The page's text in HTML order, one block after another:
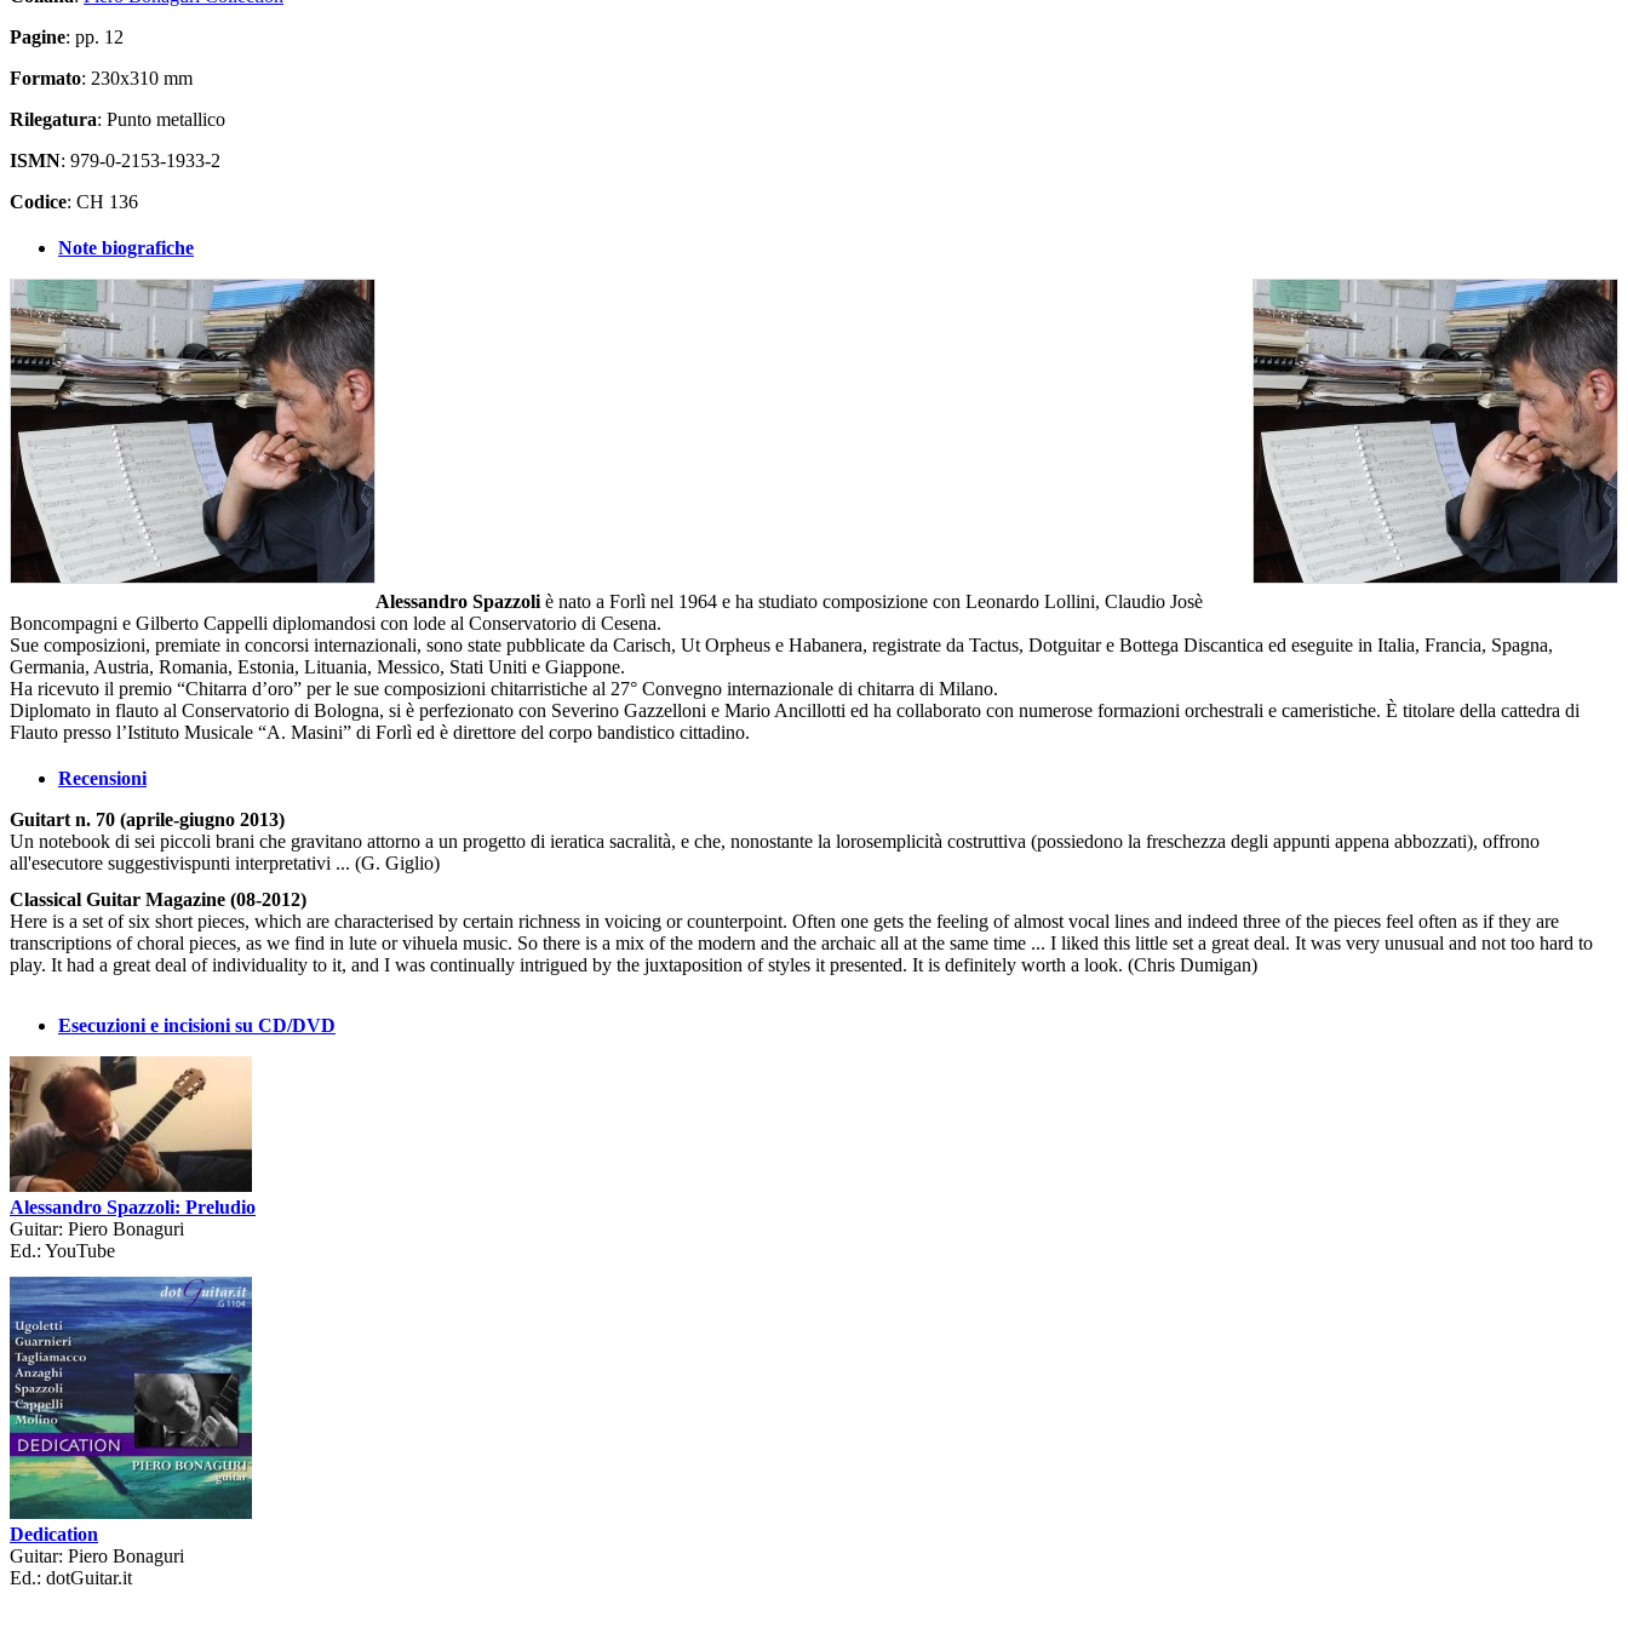
Pagine: pp. 12
Formato: 230x310 mm
Rilegatura: Punto metallico
ISMN: 979-0-2153-1933-2
Codice: CH 136
Note biografiche
Alessandro Spazzoli è nato a Forlì nel 1964 e ha studiato composizione con Leonardo Lollini, Claudio Josè
Boncompagni e Gilberto Cappelli diplomandosi con lode al Conservatorio di Cesena.
Sue composizioni, premiate in concorsi internazionali, sono state pubblicate da Carisch, Ut Orpheus e Habanera, registrate da Tactus, Dotguitar e Bottega Discantica ed eseguite in Italia, Francia, Spagna,
Germania, Austria, Romania, Estonia, Lituania, Messico, Stati Uniti e Giappone.
Ha ricevuto il premio “Chitarra d’oro” per le sue composizioni chitarristiche al 27° Convegno internazionale di chitarra di Milano.
Diplomato in flauto al Conservatorio di Bologna, si è perfezionato con Severino Gazzelloni e Mario Ancillotti ed ha collaborato con numerose formazioni orchestrali e cameristiche. È titolare della cattedra di
Flauto presso l’Istituto Musicale “A. Masini” di Forlì ed è direttore del corpo bandistico cittadino.
Recensioni
Guitart n. 70 (aprile-giugno 2013)
Un notebook di sei piccoli brani che gravitano attorno a un progetto di ieratica sacralità, e che, nonostante la lorosemplicità costruttiva (possiedono la freschezza degli appunti appena abbozzati), offrono
all'esecutore suggestivispunti interpretativi ... (G. Giglio)
Classical Guitar Magazine (08-2012)
Here is a set of six short pieces, which are characterised by certain richness in voicing or counterpoint. Often one gets the feeling of almost vocal lines and indeed three of the pieces feel often as if they are
transcriptions of choral pieces, as we find in lute or vihuela music. So there is a mix of the modern and the archaic all at the same time ... I liked this little set a great deal. It was very unusual and not too hard to
play. It had a great deal of individuality to it, and I was continually intrigued by the juxtaposition of styles it presented. It is definitely worth a look. (Chris Dumigan)
Esecuzioni e incisioni su CD/DVD
Alessandro Spazzoli: Preludio
Guitar: Piero Bonaguri
Ed.: YouTube
Dedication
Guitar: Piero Bonaguri
Ed.: dotGuitar.it